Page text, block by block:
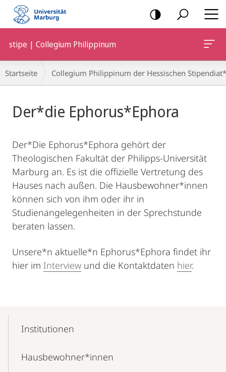
Mobile-
Navigation
stipe | Collegium Philippinum
Breadcrumb-
Navigation
Startseite Collegium Philippinum der Hessischen
Der*die Ephorus*Ephora
Der*Die Ephorus*Ephora gehört der
Theologischen Fakultät der Philipps-Universität
Marburg an. Es ist die offizielle Vertretung des
Hauses nach außen. Die Hausbewohner*innen
können sich von ihm oder ihr in
Studienangelegenheiten in der Sprechstunde
beraten lassen.
Unsere*n aktuelle*n Ephorus*Ephora findet ihr
hier im Interview und die Kontaktdaten hier.
NavigationInstitutionen
Hausbewohner*innen